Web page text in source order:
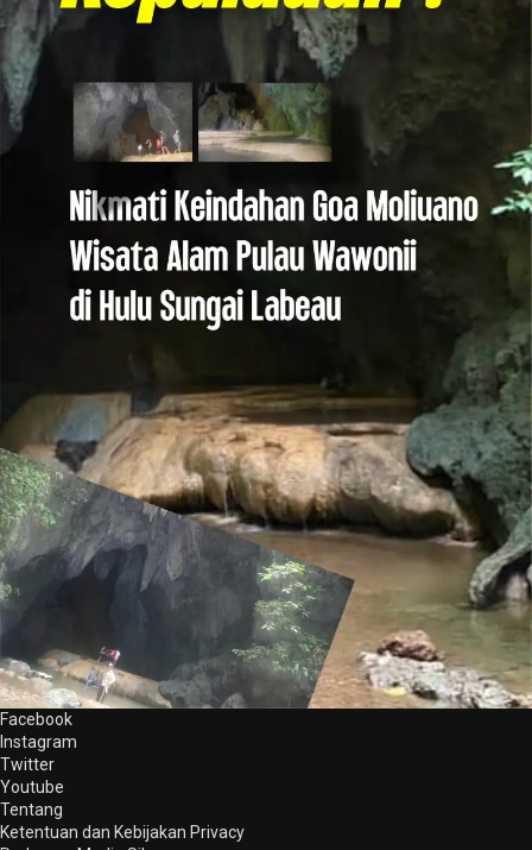
Facebook
Instagram
Twitter
Youtube
Tentang
Ketentuan dan Kebijakan Privacy